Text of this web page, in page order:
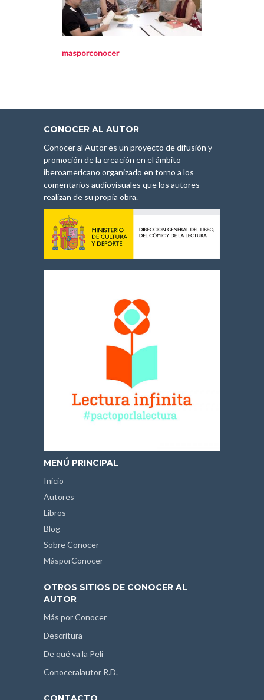
masporconocer
CONOCER AL AUTOR
Conocer al Autor es un proyecto de difusión y
promoción de la creación en el ámbito
iberoamericano organizado en torno a los
comentarios audiovisuales que los autores
realizan de su propia obra.
MENÚ PRINCIPAL
Inicio
Autores
Libros
Blog
Sobre Conocer
MásporConocer
OTROS SITIOS DE CONOCER AL
AUTOR
Más por Conocer
Descritura
De qué va la Peli
Conoceralautor R.D.